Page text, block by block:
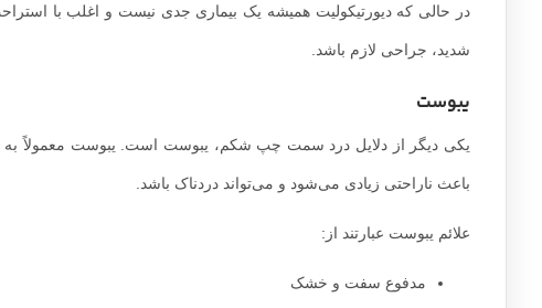
در حالی که دیورتیکولیت همیشه یک بیماری جدی نیست و اغلب با
شدید، جراحی لازم باشد.
یبوست
یکی دیگر از دلایل درد سمت چپ شکم، یبوست است. یبوست معمولاً به
باعث ناراحتی زیادی می‌شود و می‌تواند دردناک باشد.
علائم یبوست عبارتند از:
مدفوع سفت و خشک